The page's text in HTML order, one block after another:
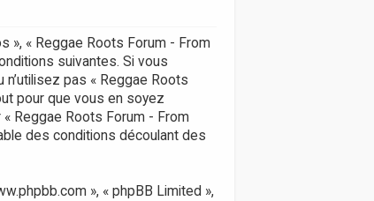
», « Reggae Roots Forum - From
suivantes. Si vous
pas « Reggae Roots
pour que vous en soyez
Reggae Roots Forum - From
des conditions découlant des
», « phpBB Limited »,